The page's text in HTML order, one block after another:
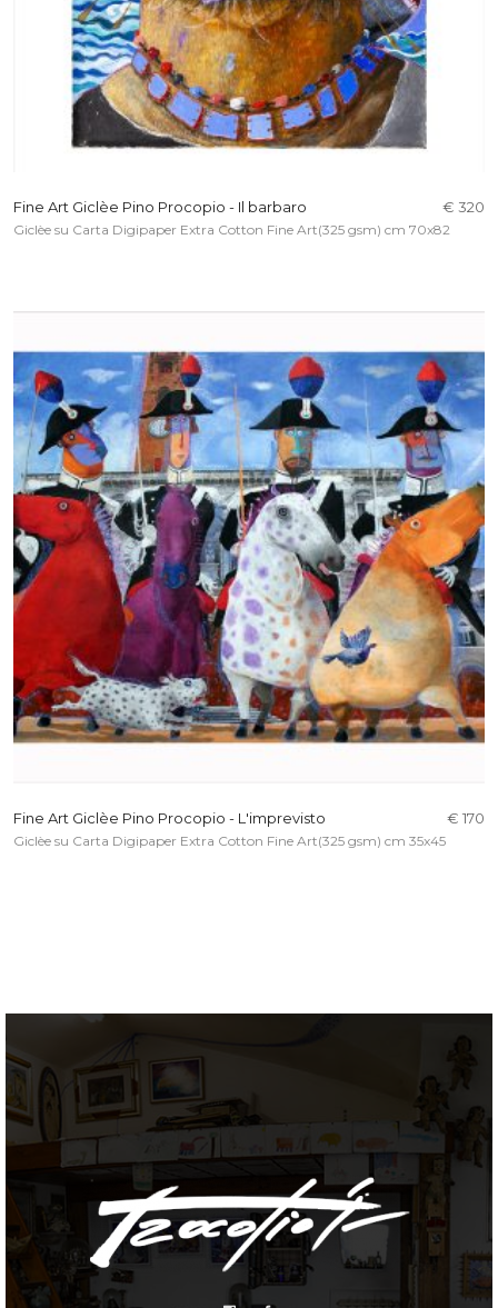
Fine Art Giclèe Pino Procopio - Il barbaro € 320
Giclèe su Carta Digipaper Extra Cotton Fine Art(325 gsm) cm 70x82
Fine Art Giclèe Pino Procopio - L'imprevisto € 170
Giclèe su Carta Digipaper Extra Cotton Fine Art(325 gsm) cm 35x45